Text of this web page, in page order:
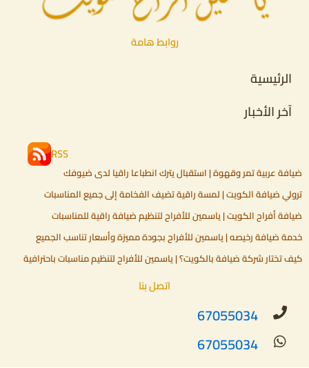
روابط هامة
الرئيسية
آخر الأخبار
RSS
ضيافة عربية تمر وقهوة | استقبال يترك انطباعا راقيا لدى ضيوفك
ترولي ضيافة الكويت | لمسة راقية تضيف الفخامة إلى جميع المناسبات
ضيافة أفراح الكويت | ياسمين للأفراح لتنظيم ضيافة راقية للمناسبات
خدمة ضيافة رخيصه | ياسمين للأفراح بجودة مميزة وأسعار تناسب الجميع
كيف تختار شركة ضيافة بالكويت؟ | ياسمين للأفراح لتنظيم مناسبات باحترافية
اتصل بنا
67055034
67055034